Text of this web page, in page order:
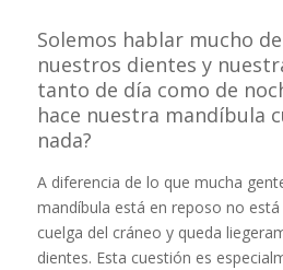
Solemos hablar mucho
nuestros dientes y
tanto de día como de
hace nuestra mandíbula
nada?
A diferencia de lo que mucha
mandíbula está en reposo no
cuelga del cráneo y queda
dientes. Esta cuestión es